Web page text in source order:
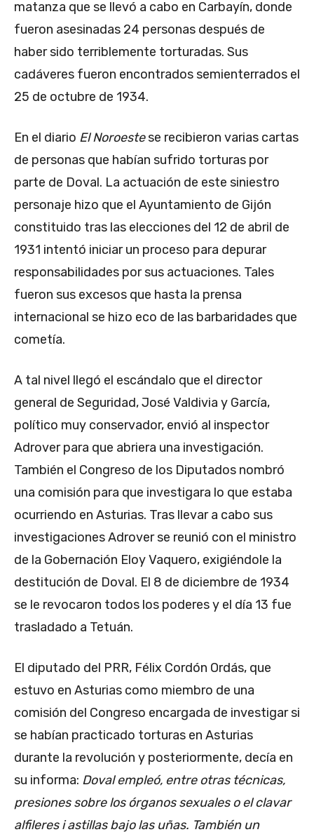
matanza que se llevó a cabo en Carbayín, donde
fueron asesinadas 24 personas después de
haber sido terriblemente torturadas. Sus
cadáveres fueron encontrados semienterrados el
25 de octubre de 1934.
En el diario El Noroestese recibieron varias cartas
de personas que habían sufrido torturas por
parte de Doval. La actuación de este siniestro
personaje hizo que el Ayuntamiento de Gijón
constituido tras las elecciones del 12 de abril de
1931 intentó iniciar un proceso para depurar
responsabilidades por sus actuaciones. Tales
fueron sus excesos que hasta la prensa
internacional se hizo eco de las barbaridades que
cometía.
A tal nivel llegó el escándalo que el director
general de Seguridad, José Valdivia y García,
político muy conservador, envió al inspector
Adrover para que abriera una investigación.
También el Congreso de los Diputados nombró
una comisión para que investigara lo que estaba
ocurriendo en Asturias. Tras llevar a cabo sus
investigaciones Adrover se reunió con el ministro
de la Gobernación Eloy Vaquero, exigiéndole la
destitución de Doval. El 8 de diciembre de 1934
se le revocaron todos los poderes y el día 13 fue
trasladado a Tetuán.
El diputado del PRR, Félix Cordón Ordás, que
estuvo en Asturias como miembro de una
comisión del Congreso encargada de investigar si
se habían practicado torturas en Asturias
durante la revolución y posteriormente, decía en
su informa: Doval empleó, entre otras técnicas,
presiones sobre los órganos sexuales o el clavar
alfileres i astillas bajo las uñas. También un